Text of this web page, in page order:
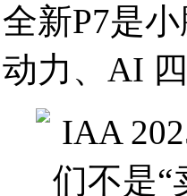
新P7是
力、AI